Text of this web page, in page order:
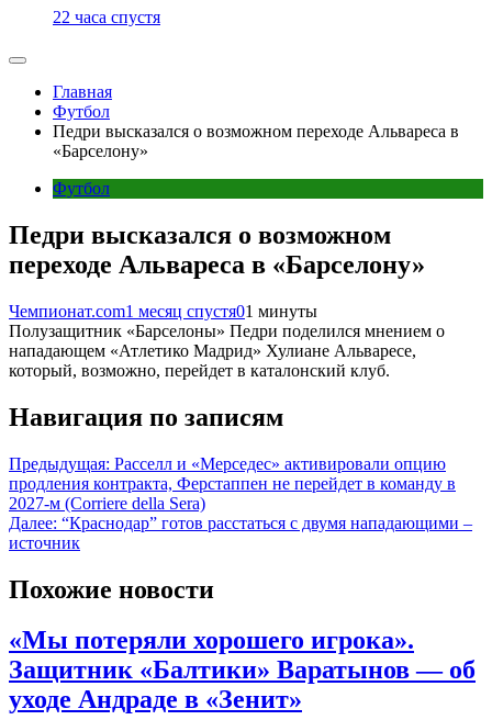
22 часа спустя
Главная
Футбол
Педри высказался о возможном переходе Альвареса в
«Барселону»
Футбол
Педри высказался о возможном
переходе Альвареса в «Барселону»
Чемпионат.com1 месяц спустя01 минуты
Полузащитник «Барселоны» Педри поделился мнением о
нападающем «Атлетико Мадрид» Хулиане Альваресе,
который, возможно, перейдет в каталонский клуб.
Навигация по записям
Предыдущая: Расселл и «Мерседес» активировали опцию
продления контракта, Ферстаппен не перейдет в команду в
2027-м (Corriere della Sera)
Далее: “Краснодар” готов расстаться с двумя нападающими –
источник
Похожие новости
«Мы потеряли хорошего игрока».
Защитник «Балтики» Варатынов — об
уходе Андраде в «Зенит»